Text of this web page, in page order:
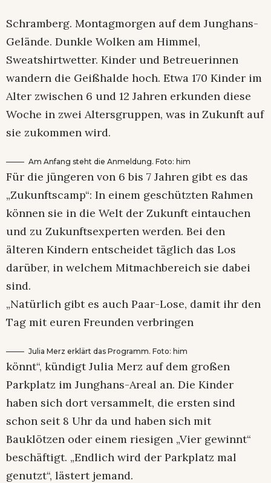
Schramberg. Montagmorgen auf dem Junghans-
Gelände. Dunkle Wolken am Himmel,
Sweatshirtwetter. Kinder und Betreuerinnen
wandern die Geißhalde hoch. Etwa 170 Kinder im
Alter zwischen 6 und 12 Jahren erkunden diese
Woche in zwei Altersgruppen, was in Zukunft auf
sie zukommen wird.
Am Anfang steht die Anmeldung. Foto: him
Für die jüngeren von 6 bis 7 Jahren gibt es das
„Zukunftscamp“: In einem geschützten Rahmen
können sie in die Welt der Zukunft eintauchen
und zu Zukunftsexperten werden. Bei den
älteren Kindern entscheidet täglich das Los
darüber, in welchem Mitmachbereich sie dabei
sind.
„Natürlich gibt es auch Paar-Lose, damit ihr den
Tag mit euren Freunden verbringen
Julia Merz erklärt das Programm. Foto: him
könnt“, kündigt Julia Merz auf dem großen
Parkplatz im Junghans-Areal an. Die Kinder
haben sich dort versammelt, die ersten sind
schon seit 8 Uhr da und haben sich mit
Bauklötzen oder einem riesigen „Vier gewinnt“
beschäftigt. „Endlich wird der Parkplatz mal
genutzt“, lästert jemand.